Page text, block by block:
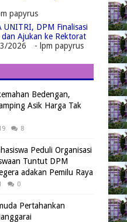
papyrus
UNITRI, DPM Finalisasi
dan Ajukan ke Rektorat
2026 - lpm papyrus
Bedengan,
Asik Harga Tak
8
Peduli Organisasi
Tuntut DPM
adakan Pemilu Raya
0
Pertahankan